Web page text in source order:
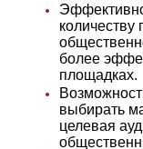
количеству
более
площадках.
выбирать
целевая